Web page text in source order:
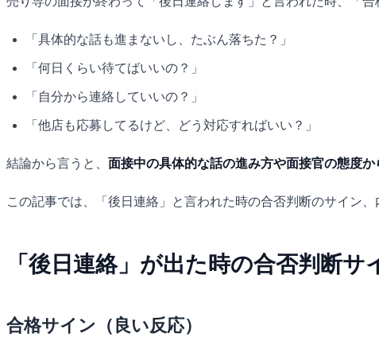
「具体的な話も進まないし、たぶん落ちた？」
「何日くらい待てばいいの？」
「自分から連絡していいの？」
「他店も応募してるけど、どう対応すればいい？」
結論から言うと、 面接中の具体的な話の進み方や面接官の態度
この記事では、「後日連絡」と言われた時の合否判断のサイン
「後日連絡」が出た時の合否判断サ
合格サイン（良い反応）